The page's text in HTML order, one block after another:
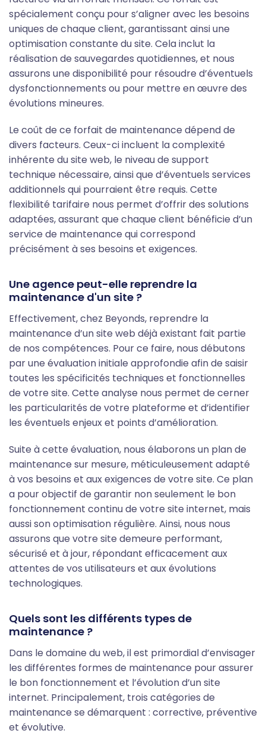
spécialement conçu pour s’aligner avec les besoins
uniques de chaque client, garantissant ainsi une
optimisation constante du site. Cela inclut la
réalisation de sauvegardes quotidiennes, et nous
assurons une disponibilité pour résoudre d’éventuels
dysfonctionnements ou pour mettre en œuvre des
évolutions mineures.
Le coût de ce forfait de maintenance dépend de
divers facteurs. Ceux-ci incluent la complexité
inhérente du site web, le niveau de support
technique nécessaire, ainsi que d’éventuels services
additionnels qui pourraient être requis. Cette
flexibilité tarifaire nous permet d’offrir des solutions
adaptées, assurant que chaque client bénéficie d’un
service de maintenance qui correspond
précisément à ses besoins et exigences.
Une agence peut-elle reprendre la
maintenance d'un site ?
Effectivement, chez Beyonds, reprendre la
maintenance d’un site web déjà existant fait partie
de nos compétences. Pour ce faire, nous débutons
par une évaluation initiale approfondie afin de saisir
toutes les spécificités techniques et fonctionnelles
de votre site. Cette analyse nous permet de cerner
les particularités de votre plateforme et d’identifier
les éventuels enjeux et points d’amélioration.
Suite à cette évaluation, nous élaborons un plan de
maintenance sur mesure, méticuleusement adapté
à vos besoins et aux exigences de votre site. Ce plan
a pour objectif de garantir non seulement le bon
fonctionnement continu de votre site internet, mais
aussi son optimisation régulière. Ainsi, nous nous
assurons que votre site demeure performant,
sécurisé et à jour, répondant efficacement aux
attentes de vos utilisateurs et aux évolutions
technologiques.
Quels sont les différents types de
maintenance ?
Dans le domaine du web, il est primordial d’envisager
les différentes formes de maintenance pour assurer
le bon fonctionnement et l’évolution d’un site
internet. Principalement, trois catégories de
maintenance se démarquent : corrective, préventive
et évolutive.